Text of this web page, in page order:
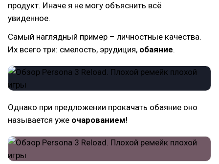
продукт. Иначе я не могу объяснить всё
увиденное.
Самый наглядный пример – личностные качества.
Их всего три: смелость, эрудиция, обаяние.
Однако при предложении прокачать обаяние оно
называется уже очарованием!